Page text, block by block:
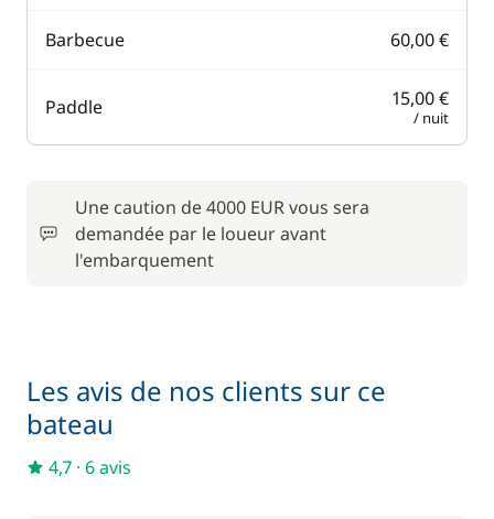
Barbecue 60,00 €
Paddle 15,00 €
/ nuit
Une caution de 4000 EUR vous sera
demandée par le loueur avant
l'embarquement
Les avis de nos clients sur ce
bateau
4,7 · 6 avis